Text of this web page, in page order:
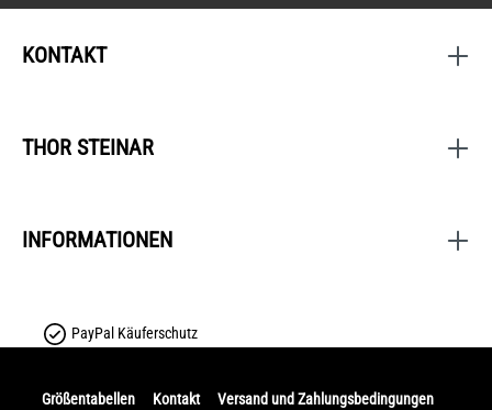
KONTAKT
THOR STEINAR
INFORMATIONEN
PayPal Käuferschutz
Größentabellen Kontakt Versand und Zahlungsbedingungen